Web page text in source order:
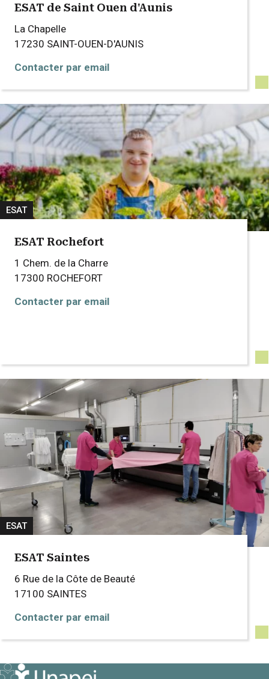
ESAT de Saint Ouen d'Aunis
La Chapelle
17230 SAINT-OUEN-D'AUNIS
Contacter par email
ESAT
ESAT Rochefort
1 Chem. de la Charre
17300 ROCHEFORT
Contacter par email
ESAT
ESAT Saintes
6 Rue de la Côte de Beauté
17100 SAINTES
Contacter par email